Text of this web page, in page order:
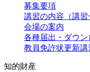
募集要項
講習の内容（講習
会場の案内
各種届出・ダウン
教員免許状更新講
知的財産